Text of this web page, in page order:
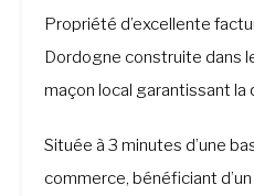
Propriété d’excellente
Dordogne construite dans
maçon local garantissant la
Située à 3 minutes d’une
commerce, bénéficiant